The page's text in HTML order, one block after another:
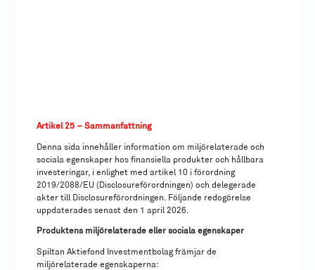
Artikel 25 – Sammanfattning
Denna sida innehåller information om miljörelaterade och
sociala egenskaper hos finansiella produkter och hållbara
investeringar, i enlighet med artikel 10 i förordning
2019/2088/EU (Disclosureförordningen) och delegerade
akter till Disclosureförordningen. Följande redogörelse
uppdaterades senast den 1 april 2026.
Produktens miljörelaterade eller sociala egenskaper
Spiltan Aktiefond Investmentbolag främjar de
miljörelaterade egenskaperna: